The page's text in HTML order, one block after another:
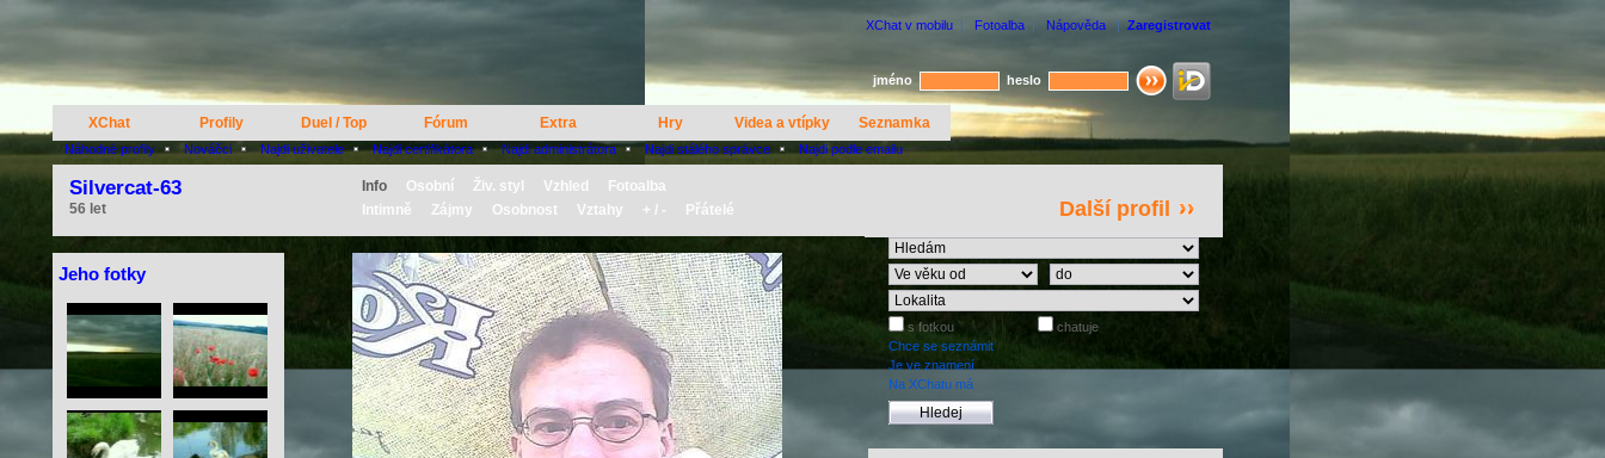
XChat v mobilu | Fotoalba | Nápověda | Zaregistrovat
jméno heslo
XChat Profily Duel / Top Fórum Extra Hry Videa a vtípky Seznamka
Náhodné profily Nováčci Najdi uživatele Najdi certifikátora Najdi administrátora Najdi stálého správce Najdi podle emailu
Silvercat-63
56 let
Info Osobní Živ. styl Vzhled
Fotoalba
Intimně
Zájmy Osobnost Vztahy + / - Přátelé Další profil
Jeho fotky
s fotkou
chatuje
Chce se seznámit
Je ve znamení
Na XChatu má